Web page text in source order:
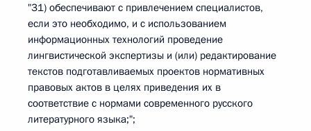
"31) обеспечивают с привлечением специалистов,
если это необходимо, и с использованием
информационных технологий проведение
лингвистической экспертизы и (или) редактирование
текстов подготавливаемых проектов нормативных
правовых актов в целях приведения их в
соответствие с нормами современного русского
литературного языка;";